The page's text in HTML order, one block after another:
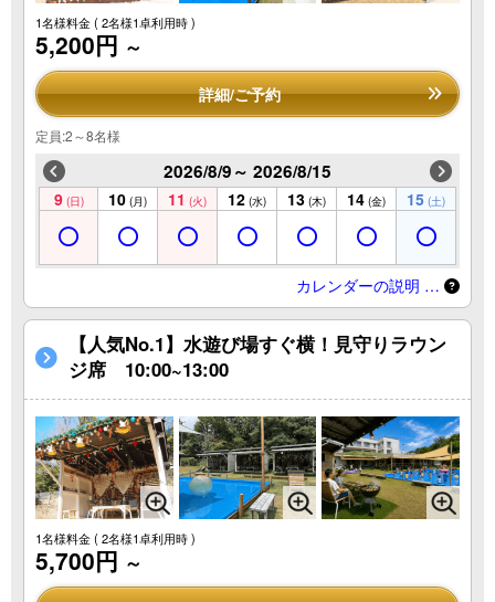
1名様料金( 2名様1卓利用時 )
5,200円 ～
詳細/ご予約
定員:2～8名様
2026/8/9～ 2026/8/15
9 (日) 10 (月) 11 (火) 12 (水) 13 (木) 14 (金) 15 (土)
カレンダーの説明 …
【人気No.1】水遊び場すぐ横！見守りラウン
ジ席 10:00~13:00
1名様料金( 2名様1卓利用時 )
5,700円 ～